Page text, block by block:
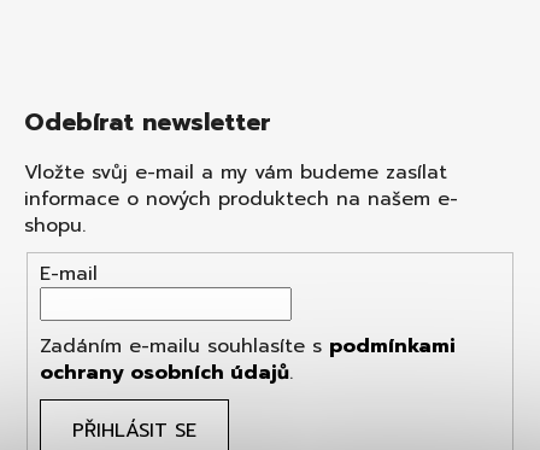
Odebírat newsletter
Vložte svůj e-mail a my vám budeme zasílat
informace o nových produktech na našem e-
shopu.
E-mail
Zadáním e-mailu souhlasíte s podmínkami
ochrany osobních údajů.
PŘIHLÁSIT SE